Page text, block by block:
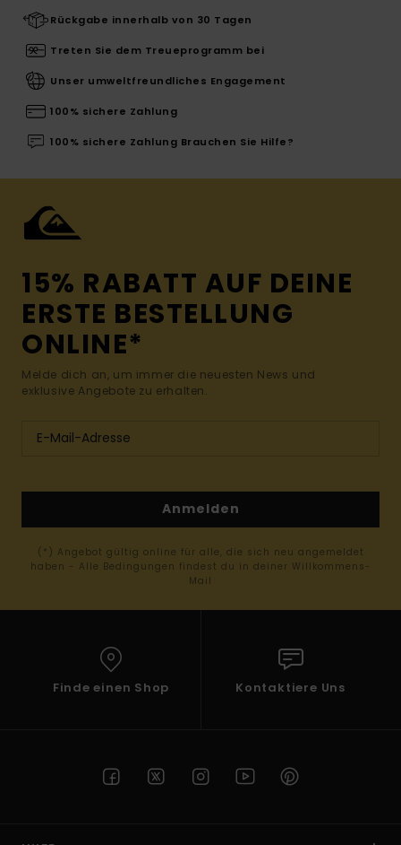
Rückgabe innerhalb von 30 Tagen
Treten Sie dem Treueprogramm bei
Unser umweltfreundliches Engagement
100% sichere Zahlung
100% sichere Zahlung Brauchen Sie Hilfe?
15% RABATT AUF DEINE
ERSTE BESTELLUNG
ONLINE*
Melde dich an, um immer die neuesten News und
exklusive Angebote zu erhalten.
Anmelden
(*) Angebot gültig online für alle, die sich neu angemeldet
haben - Alle Bedingungen findest du in deiner Willkommens-
Mail
Finde einen Shop Kontaktiere Uns